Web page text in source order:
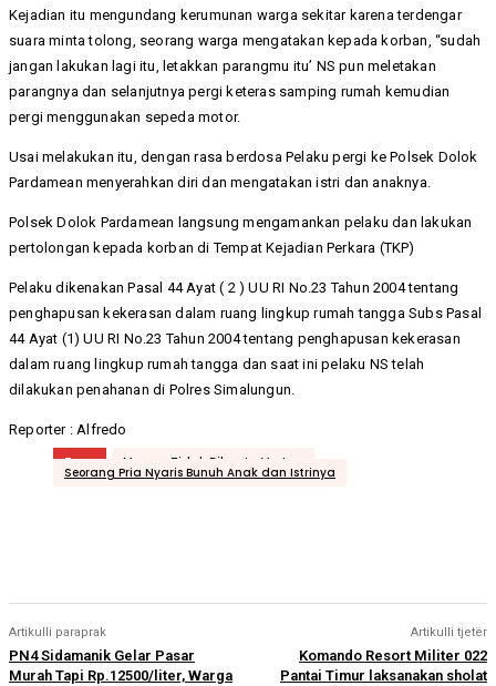
Kejadian itu mengundang kerumunan warga sekitar karena terdengar
suara minta tolong, seorang warga mengatakan kepada korban, “sudah
jangan lakukan lagi itu, letakkan parangmu itu’ NS pun meletakan
parangnya dan selanjutnya pergi keteras samping rumah kemudian
pergi menggunakan sepeda motor.
Usai melakukan itu, dengan rasa berdosa Pelaku pergi ke Polsek Dolok
Pardamean menyerahkan diri dan mengatakan istri dan anaknya.
Polsek Dolok Pardamean langsung mengamankan pelaku dan lakukan
pertolongan kepada korban di Tempat Kejadian Perkara (TKP)
Pelaku dikenakan Pasal 44 Ayat ( 2 ) UU RI No.23 Tahun 2004 tentang
penghapusan kekerasan dalam ruang lingkup rumah tangga Subs Pasal
44 Ayat (1) UU RI No.23 Tahun 2004 tentang penghapusan kekerasan
dalam ruang lingkup rumah tangga dan saat ini pelaku NS telah
dilakukan penahanan di Polres Simalungun.
Reporter : Alfredo
Tags
Merasa Tidak Dibantu Mertua
Seorang Pria Nyaris Bunuh Anak dan Istrinya
Artikulli paraprak
PN4 Sidamanik Gelar Pasar
Murah Tapi Rp.12500/liter, Warga
Artikulli tjetër
Komando Resort Militer 022
Pantai Timur laksanakan sholat